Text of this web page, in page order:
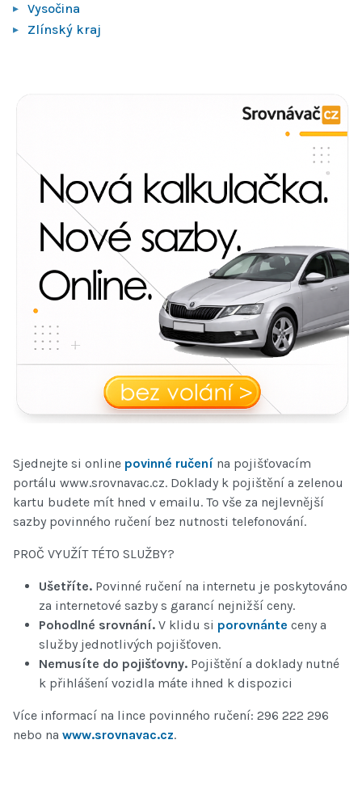
Vysočina
Zlínský kraj
Sjednejte si online povinné ručení na pojišťovacím
portálu www.srovnavac.cz. Doklady k pojištění a zelenou
kartu budete mít hned v emailu. To vše za nejlevnější
sazby povinného ručení bez nutnosti telefonování.
PROČ VYUŽÍT TÉTO SLUŽBY?
Ušetříte. Povinné ručení na internetu je poskytováno
za internetové sazby s garancí nejnižší ceny.
Pohodlné srovnání. V klidu si porovnánte ceny a
služby jednotlivých pojišťoven.
Nemusíte do pojišťovny. Pojištění a doklady nutné
k přihlášení vozidla máte ihned k dispozici
Více informací na lince povinného ručení: 296 222 296
nebo na www.srovnavac.cz.